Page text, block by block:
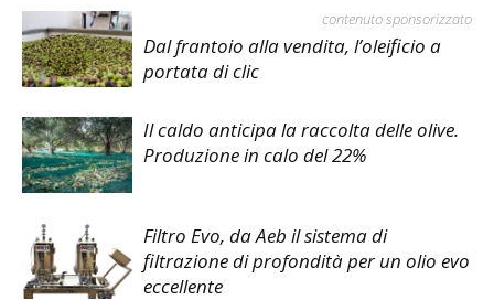
contenuto sponsorizzato
Dal frantoio alla vendita, l’oleificio a
portata di clic
Il caldo anticipa la raccolta delle olive.
Produzione in calo del 22%
Filtro Evo, da Aeb il sistema di
filtrazione di profondità per un olio evo
eccellente